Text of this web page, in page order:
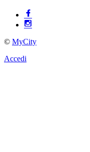
© MyCity
Accedi